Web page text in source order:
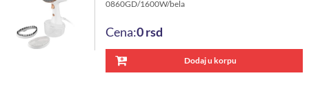
0860GD/1600W/bela
Cena:0rsd
Dodaj u korpu